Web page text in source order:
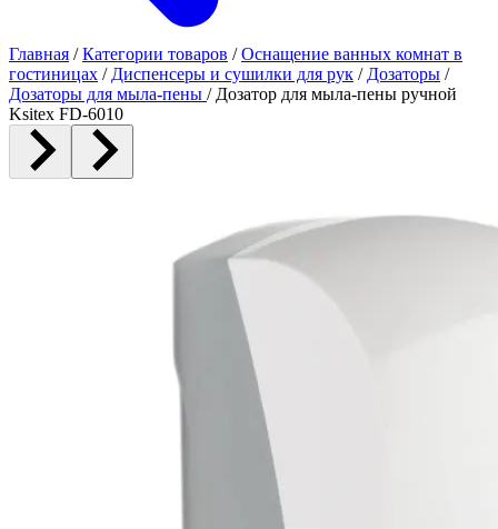
Главная / Категории товаров / Оснащение ванных комнат в
гостиницах / Диспенсеры и сушилки для рук / Дозаторы /
Дозаторы для мыла-пены / Дозатор для мыла-пены ручной
Ksitex FD-6010